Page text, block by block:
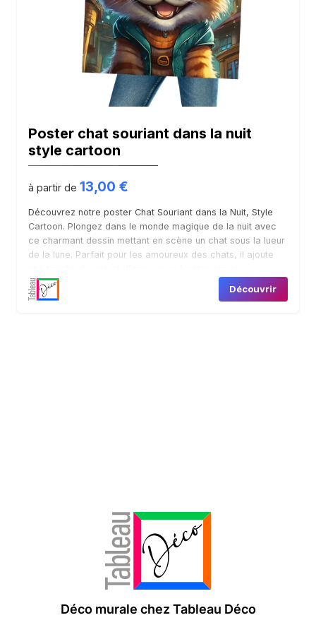
Poster chat souriant dans la nuit
style cartoon
à partir de 13,00 €
Découvrez notre poster Chat Souriant dans la Nuit, Style
Cartoon. Plongez dans le monde magique de la nuit avec
ce charmant dessin mettant en scène un chat sous la lueur
de la lune. Parfait pour les amoureux des chats, il ajoute
Découvrir
Déco murale chez Tableau Déco